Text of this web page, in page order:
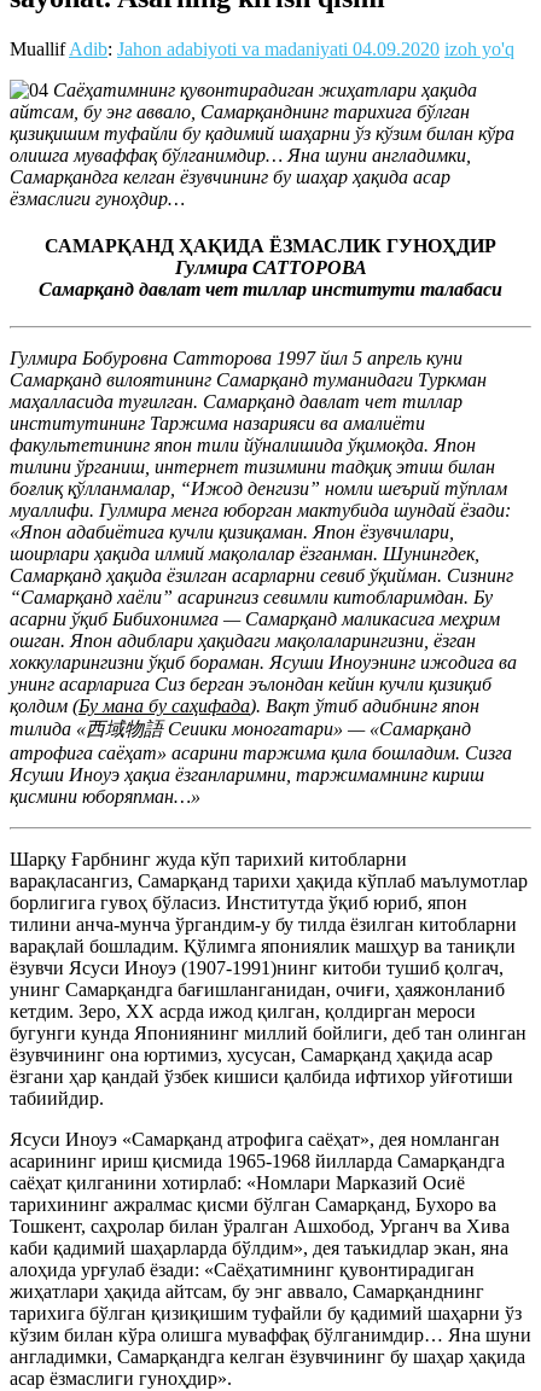
MuallifAdib: Jahon adabiyoti va madaniyati 04.09.2020 izoh yo'q
Саёҳатимнинг қувонтирадиган жиҳатлари ҳақида
айтсам, бу энг аввало, Самарқанднинг тарихига бўлган
қизиқишим туфайли бу қадимий шаҳарни ўз кўзим билан кўра
олишга муваффақ бўлганимдир… Яна шуни англадимки,
Самарқандга келган ёзувчининг бу шаҳар ҳақида асар
ёзмаслиги гуноҳдир…
САМАРҚАНД ҲАҚИДА ЁЗМАСЛИК ГУНОҲДИР
Гулмира САТТОРОВА
Самарқанд давлат чет тиллар институти талабаси
Гулмира Бобуровна Сатторова 1997 йил 5 апрель куни
Самарқанд вилоятининг Самарқанд туманидаги Туркман
маҳалласида туғилган. Самарқанд давлат чет тиллар
институтининг Таржима назарияси ва амалиёти
факультетининг япон тили йўналишида ўқимоқда. Япон
тилини ўрганиш, интернет тизимини тадқиқ этиш билан
боғлиқ қўлланмалар, “Ижод денгизи” номли шеърий тўплам
муаллифи. Гулмира менга юборган мактубида шундай ёзади:
«Япон адабиётига кучли қизиқаман. Япон ёзувчилари,
шоирлари ҳақида илмий мақолалар ёзганман. Шунингдек,
Самарқанд ҳақида ёзилган асарларни севиб ўқийман. Сизнинг
“Самарқанд хаёли” асарингиз севимли китобларимдан. Бу
асарни ўқиб Бибихонимга — Самарқанд маликасига меҳрим
ошган. Япон адиблари ҳақидаги мақолаларингизни, ёзган
хоккуларингизни ўқиб бораман. Ясуши Иноуэнинг ижодига ва
унинг асарларига Сиз берган эълондан кейин кучли қизиқиб
қолдим (Бу мана бу саҳифада). Вақт ўтиб адибнинг япон
тилида «西域物語 Сеиики моногатари» — «Самарқанд
атрофига саёҳат» асарини таржима қила бошладим. Сизга
Ясуши Иноуэ ҳақиа ёзганларимни, таржимамнинг кириш
қисмини юборяпман…»
Шарқу Ғарбнинг жуда кўп тарихий китобларни
варақласангиз, Самарқанд тарихи ҳақида кўплаб маълумотлар
борлигига гувоҳ бўласиз. Институтда ўқиб юриб, япон
тилини анча-мунча ўргандим-у бу тилда ёзилган китобларни
варақлай бошладим. Қўлимга япониялик машҳур ва таниқли
ёзувчи Ясуси Иноуэ (1907-1991)нинг китоби тушиб қолгач,
унинг Самарқандга бағишланганидан, очиғи, ҳаяжонланиб
кетдим. Зеро, XX асрда ижод қилган, қолдирган мероси
бугунги кунда Япониянинг миллий бойлиги, деб тан олинган
ёзувчининг она юртимиз, хусусан, Самарқанд ҳақида асар
ёзгани ҳар қандай ўзбек кишиси қалбида ифтихор уйғотиши
табиийдир.
Ясуси Иноуэ «Самарқанд атрофига саёҳат», дея номланган
асарининг ириш қисмида 1965-1968 йилларда Самарқандга
саёҳат қилганини хотирлаб: «Номлари Марказий Осиё
тарихининг ажралмас қисми бўлган Самарқанд, Бухоро ва
Тошкент, саҳролар билан ўралган Ашхобод, Урганч ва Хива
каби қадимий шаҳарларда бўлдим», дея таъкидлар экан, яна
алоҳида урғулаб ёзади: «Саёҳатимнинг қувонтирадиган
жиҳатлари ҳақида айтсам, бу энг аввало, Самарқанднинг
тарихига бўлган қизиқишим туфайли бу қадимий шаҳарни ўз
кўзим билан кўра олишга муваффақ бўлганимдир… Яна шуни
англадимки, Самарқандга келган ёзувчининг бу шаҳар ҳақида
асар ёзмаслиги гуноҳдир».